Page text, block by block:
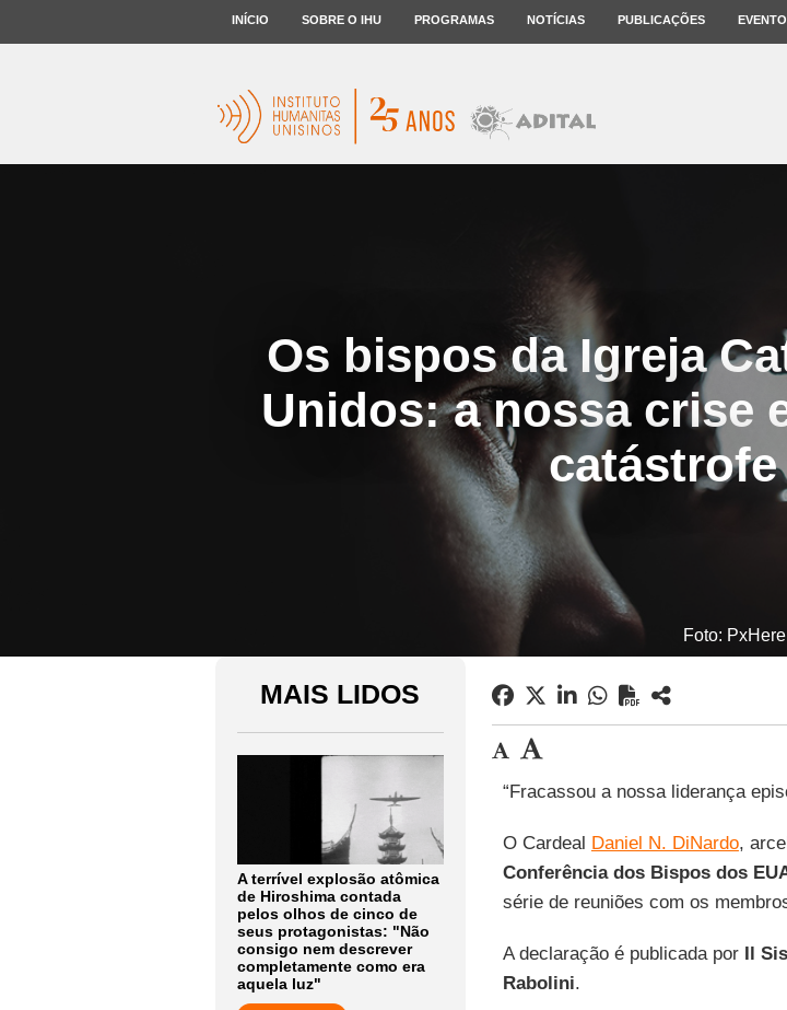
INÍCIO SOBRE O IHU PROGRAMAS NOTÍCIAS PUBLICAÇÕES
Os bispos da Igreja
Unidos: a nossa crise
Foto: PxHere
MAIS LIDOS
A terrível explosão atômica
de Hiroshima contada
pelos olhos de cinco de
seus protagonistas: "Não
consigo nem descrever
completamente como era
aquela luz"
“Fracassou a nossa liderança
O Cardeal Daniel N. DiNardo,
Conferência dos Bispos dos
série de reuniões com os
A declaração é publicada porIl
Rabolini.